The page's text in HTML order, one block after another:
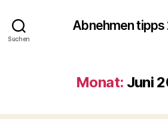
Suchen
Abnehmen tipps
Monat: Juni